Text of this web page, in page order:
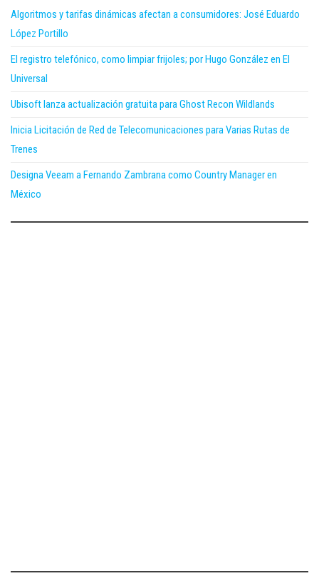
Algoritmos y tarifas dinámicas afectan a consumidores: José Eduardo
López Portillo
El registro telefónico, como limpiar frijoles; por Hugo González en El
Universal
Ubisoft lanza actualización gratuita para Ghost Recon Wildlands
Inicia Licitación de Red de Telecomunicaciones para Varias Rutas de
Trenes
Designa Veeam a Fernando Zambrana como Country Manager en
México